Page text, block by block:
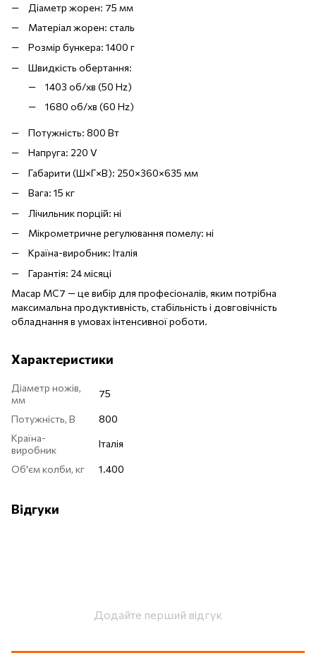
Діаметр жорен: 75 мм
Матеріал жорен: сталь
Розмір бункера: 1400 г
Швидкість обертання:
1403 об/хв (50 Hz)
1680 об/хв (60 Hz)
Потужність: 800 Вт
Напруга: 220 V
Габарити (Ш×Г×В): 250×360×635 мм
Вага: 15 кг
Лічильник порцій: ні
Мікрометричне регулювання помелу: ні
Країна-виробник: Італія
Гарантія: 24 місяці
Macap MC7 — це вибір для професіоналів, яким потрібна
максимальна продуктивність, стабільність і довговічність
обладнання в умовах інтенсивної роботи.
Характеристики
Діаметр ножів,
мм
75
Потужність, В
800
Країна-
виробник
Італія
Об'єм колби, кг 1.400
Відгуки
Додайте перший відгук